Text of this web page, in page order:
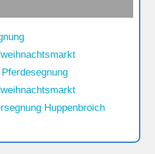
Huppenbroich